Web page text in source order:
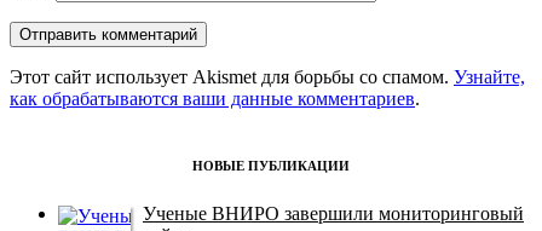
Этот сайт использует Akismet для борьбы со спамом. Узнайте,
как обрабатываются ваши данные комментариев.
НОВЫЕ ПУБЛИКАЦИИ
Ученые ВНИРО завершили мониторинговый